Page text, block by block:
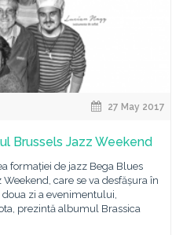
27 May 2017
Brussels Jazz Weekend
formației de jazz Bega Blues
care se va desfășura în
zi a evenimentului,
prezintă albumul Brassica